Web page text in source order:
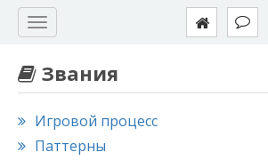
Звания
Игровой процесс
Паттерны